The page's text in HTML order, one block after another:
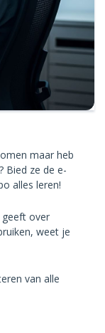
maar heb
Bied ze de e-
alles leren!
geeft over
weet je
van alle